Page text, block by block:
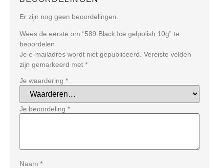
Er zijn nog geen beoordelingen.
Wees de eerste om “589 Black Ice gelpolish 10g” te
beoordelen
Je e-mailadres wordt niet gepubliceerd. Vereiste velden
zijn gemarkeerd met *
Je waardering *
Je beoordeling *
Naam *